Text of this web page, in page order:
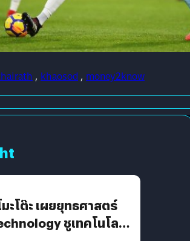
, khaosod, money2know
มะโต๊ะ เผยยุทธศาสตร์
ชูเทคโนโลยี